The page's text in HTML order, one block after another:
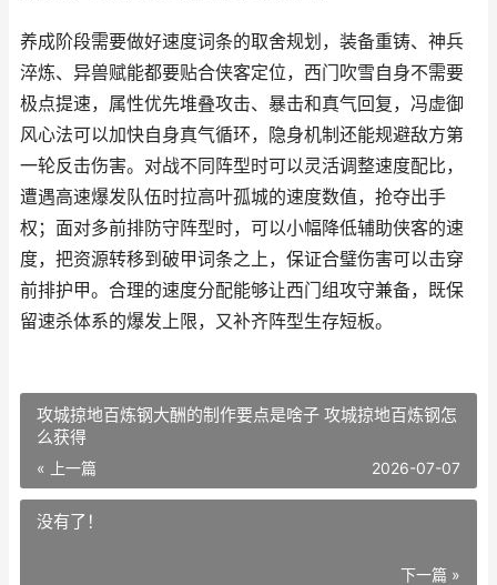
养成阶段需要做好速度词条的取舍规划，装备重铸、神兵
淬炼、异兽赋能都要贴合侠客定位，西门吹雪自身不需要
极点提速，属性优先堆叠攻击、暴击和真气回复，冯虚御
风心法可以加快自身真气循环，隐身机制还能规避敌方第
一轮反击伤害。对战不同阵型时可以灵活调整速度配比，
遭遇高速爆发队伍时拉高叶孤城的速度数值，抢夺出手
权；面对多前排防守阵型时，可以小幅降低辅助侠客的速
度，把资源转移到破甲词条之上，保证合璧伤害可以击穿
前排护甲。合理的速度分配能够让西门组攻守兼备，既保
留速杀体系的爆发上限，又补齐阵型生存短板。
攻城掠地百炼钢大酬的制作要点是啥子 攻城掠地百炼钢怎
么获得
« 上一篇 2026-07-07
没有了！
下一篇 »